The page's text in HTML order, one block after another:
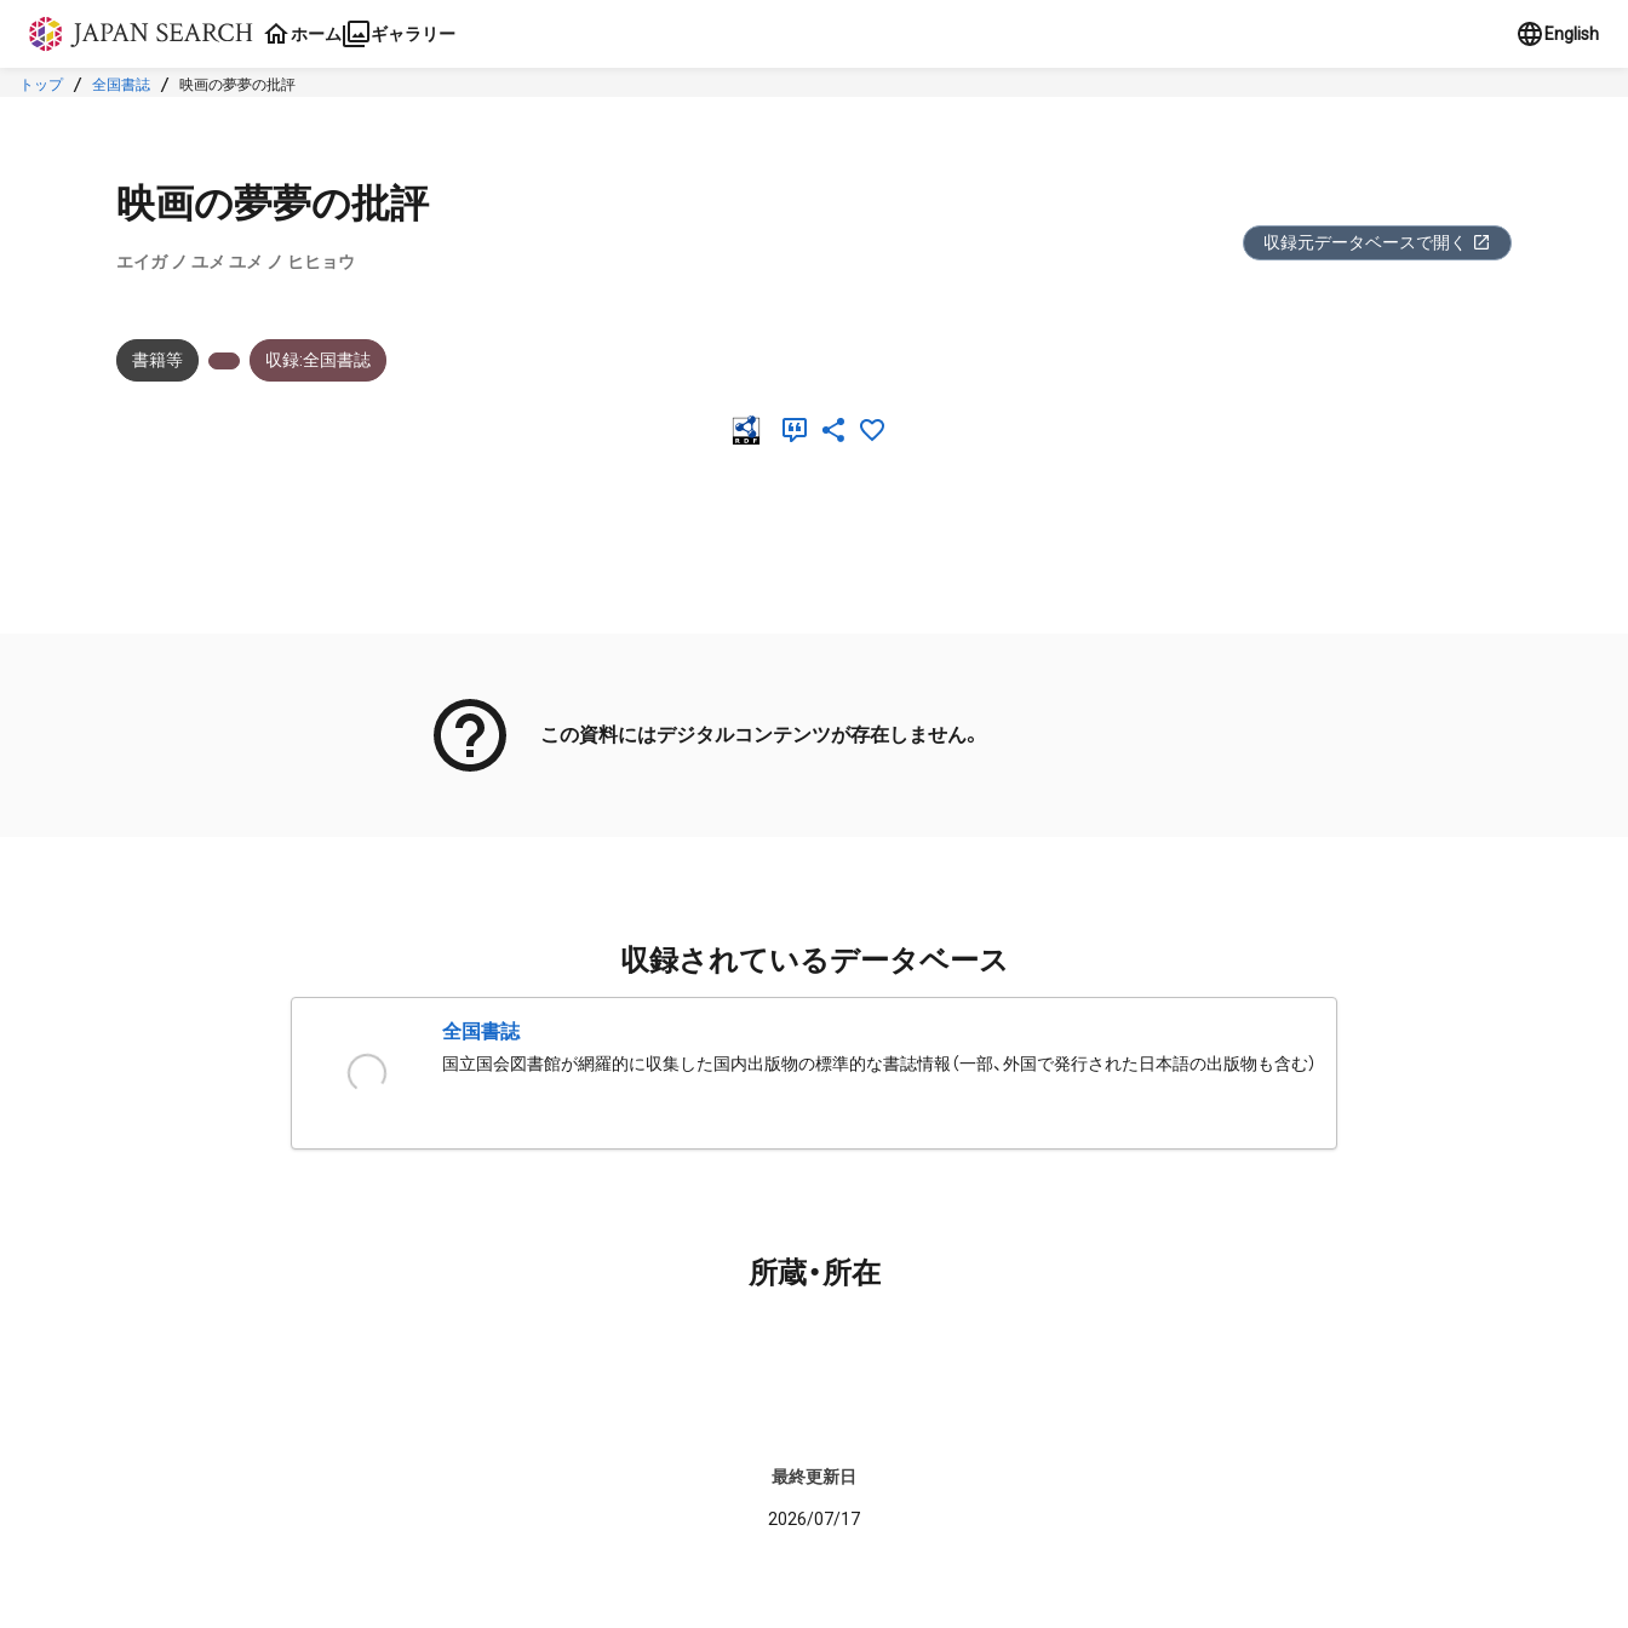
本文に飛ぶ
ホーム ギャラリー English
トップ 全国書誌 映画の夢夢の批評
映画の夢夢の批評
エイガ ノ ユメ ユメ ノ ヒヒョウ
収録元データベースで開く
書籍等 収録:全国書誌
この資料にはデジタルコンテンツが存在しません。
収録されているデータベース
全国書誌
国立国会図書館が網羅的に収集した国内出版物の標準的な書誌情報（一部、外国で発行された日本語の出版物も含む）
所蔵・所在
最終更新日
2026/07/17